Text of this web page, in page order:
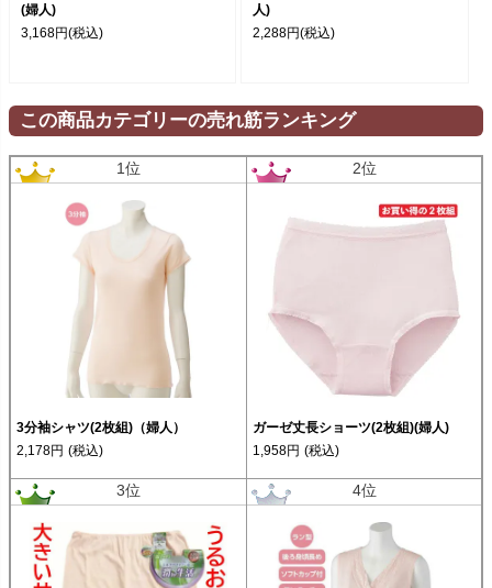
(婦人)
3,168円(税込)
人)
2,288円(税込)
この商品カテゴリーの売れ筋ランキング
1位
3分袖シャツ(2枚組)（婦人）
2,178円 (税込)
2位
ガーゼ丈長ショーツ(2枚組)(婦人)
1,958円 (税込)
3位 4位